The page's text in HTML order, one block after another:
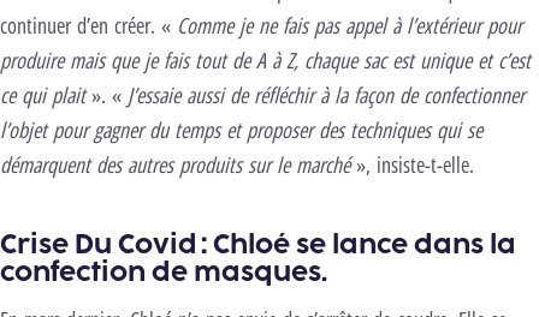
continuer d’en créer. « Comme je ne fais pas appel à l’extérieur pour
produire mais que je fais tout de A à Z, chaque sac est unique et c’est
ce qui plait». « J’essaie aussi de réfléchir à la façon de confectionner
l’objet pour gagner du temps et proposer des techniques qui se
démarquent des autres produits sur le marché», insiste-t-elle.
Crise Du Covid : Chloé se lance dans la
confection de masques.